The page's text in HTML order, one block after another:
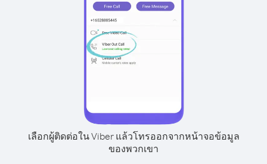
เลือกผู้ติดต่อใน Viber แล้วโทรออกจากหน้าจอข้อมูล
ของพวกเขา